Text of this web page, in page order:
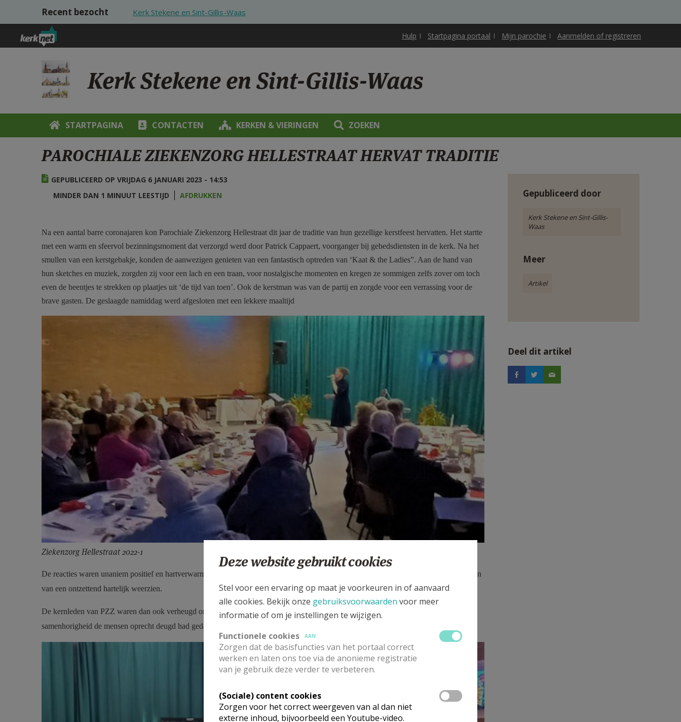
Overslaan en naar de inhoud gaan
Recent bezocht Kerk Stekene en Sint-Gillis-Waas
Hulp Startpagina portaal Mijn parochie Aanmelden of registreren
Kerk Stekene en Sint-Gillis-Waas
STARTPAGINA CONTACTEN KERKEN & VIERINGEN ZOEKEN
PAROCHIALE ZIEKENZORG HELLESTRAAT HERVAT TRADITIE
GEPUBLICEERD OP VRIJDAG 6 JANUARI 2023 - 14:53
MINDER DAN 1 MINUUT LEESTIJD
AFDRUKKEN
Na een aantal barre coronajaren kon Parochiale Ziekenzorg Hellestraat dit jaar de traditie van hun gezellige kerstfeest hervatten. Het startte
met een warm en sfeervol bezinningsmoment dat verzorgd werd door Patrick Cappaert, voorganger bij gebedsdiensten in de kerk. Na het
smullen van een kerstgebakje, konden de aanwezigen genieten van een fantastisch optreden van ‘Kaat & the Ladies”. Aan de hand van
hun sketches en muziek, zorgden zij voor een lach en een traan, voor nostalgische momenten en kregen ze sommigen zelfs zover om toch
even de beentjes te strekken op plaatjes uit ‘de tijd van toen’. Ook de kerstman was van de partij en zorgde voor een verrassing voor de
brave gasten. De geslaagde namiddag werd afgesloten met een lekkere maaltijd
Ziekenzorg Hellestraat 2022-1
De reacties waren unaniem positief en hartverwarmend. De mensen waren blij om terug te kunnen genieten van een gezellig samenzijn en
van een ontzettend hartelijk weerzien.
De kernleden van PZZ waren dan ook verheugd om de bedankingen in ontvangst te mogen nemen en te merken dat het gevoel van
samenhorigheid de mensen oprecht deugd had gedaan.
Gepubliceerd door
Kerk Stekene en Sint-Gillis-
Waas
Meer
Artikel
Deel dit artikel
Deze website gebruikt cookies
Stel voor een ervaring op maat je voorkeuren in of aanvaard
alle cookies. Bekijk onze gebruiksvoorwaarden voor meer
informatie of om je instellingen te wijzigen.
Functionele cookies
AAN
Zorgen dat de basisfuncties van het portaal correct
werken en laten ons toe via de anonieme registratie
van je gebruik deze verder te verbeteren.
(Sociale) content cookies
Zorgen voor het correct weergeven van al dan niet
externe inhoud, bijvoorbeeld een Youtube-video.